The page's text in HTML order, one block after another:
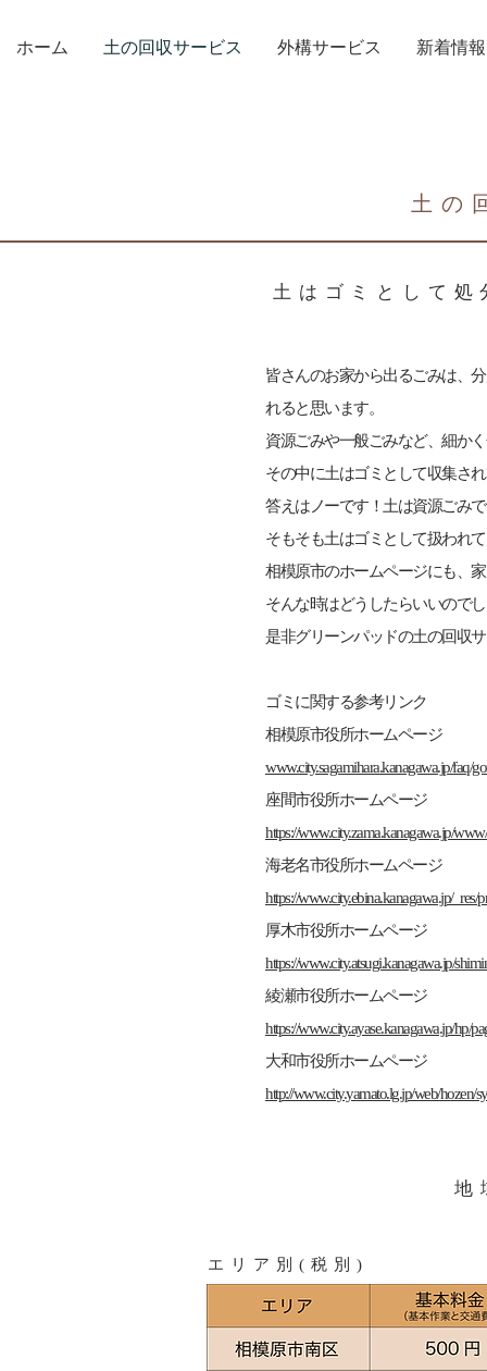
ホーム 土の回収サービス 外構サービス 新着情報
土の
土はゴミとして
皆さんのお家から出るごみは、
れると思います。
資源ごみや一般ごみなど、細か
その中に土はゴミとして収集さ
答えはノーです！土は資源ごみ
そもそも土はゴミとして扱われ
相模原市のホームページにも、
そんな時はどうしたらいいので
是非グリーンパッドの土の回収
ゴミに関する参考リンク
​相模原市役所ホームページ
www.city.sagamihara.kanagawa.jp/faq/
座間市役所ホームページ
https://www.city.zama.kanagawa.jp/
海老名市役所ホームページ
https://www.city.ebina.kanagawa.jp/
厚木市役所ホームページ
https://www.city.atsugi.kanagawa.jp/
綾瀬市役所ホームページ
https://www.city.ayase.kanagawa.jp/hp/
​大和市役所ホームページ
http://www.city.yamato.lg.jp/web/hozen/
地
​エリア別(税別)